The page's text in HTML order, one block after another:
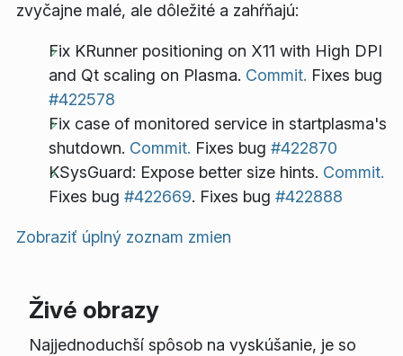
zvyčajne malé, ale dôležité a zahŕňajú:
Fix KRunner positioning on X11 with High DPI
and Qt scaling on Plasma. Commit. Fixes bug
#422578
Fix case of monitored service in startplasma's
shutdown. Commit. Fixes bug #422870
KSysGuard: Expose better size hints. Commit.
Fixes bug #422669. Fixes bug #422888
Zobraziť úplný zoznam zmien
Živé obrazy
Najjednoduchší spôsob na vyskúšanie, je so